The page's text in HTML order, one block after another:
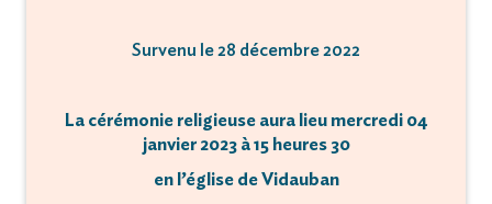
Survenu le 28 décembre 2022
La cérémonie religieuse aura lieu mercredi 04
janvier 2023 à 15 heures 30
en l’église de Vidauban